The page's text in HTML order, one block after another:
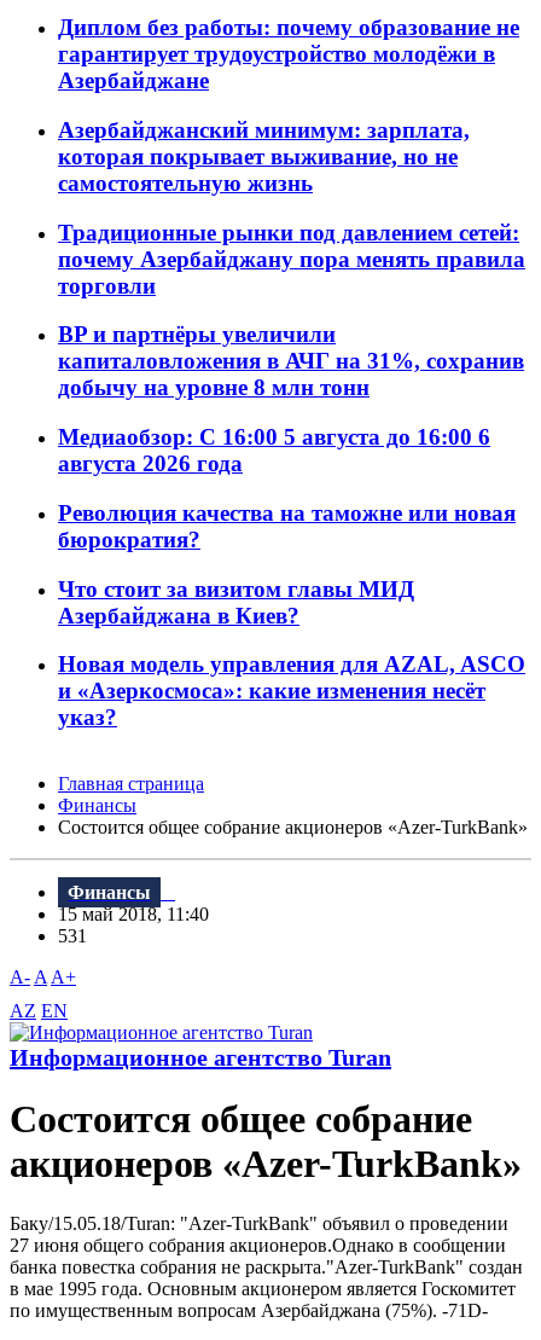
Диплом без работы: почему образование не
гарантирует трудоустройство молодёжи в
Азербайджане
Азербайджанский минимум: зарплата,
которая покрывает выживание, но не
самостоятельную жизнь
Традиционные рынки под давлением сетей:
почему Азербайджану пора менять правила
торговли
BP и партнёры увеличили
капиталовложения в АЧГ на 31%, сохранив
добычу на уровне 8 млн тонн
Медиаобзор: С 16:00 5 августа до 16:00 6
августа 2026 года
Революция качества на таможне или новая
бюрократия?
Что стоит за визитом главы МИД
Азербайджана в Киев?
Новая модель управления для AZAL, ASCO
и «Азеркосмоса»: какие изменения несёт
указ?
Главная страница
Финансы
Состоится общее собрание акционеров «Azer-TurkBank»
Финансы
15 май 2018, 11:40
531
A- A A+
AZ EN
Информационное агентство Turan
Состоится общее собрание
акционеров «Azer-TurkBank»
Баку/15.05.18/Turan: "Azer-TurkBank" объявил о проведении
27 июня общего собрания акционеров.Однако в сообщении
банка повестка собрания не раскрыта."Azer-TurkBank" создан
в мае 1995 года. Основным акционером является Госкомитет
по имущественным вопросам Азербайджана (75%). -71D-